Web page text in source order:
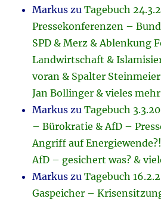
Markus zuTagebuch
Pressekonferenzen –
SPD & Merz & Ablenkung
Landwirtschaft &
voran & Spalter
Jan Bollinger & vieles mehr
Markus zuTagebuch
– Bürokratie & AfD –
Angriff auf
AfD – gesichert was? &
Markus zuTagebuch
Gaspeicher –